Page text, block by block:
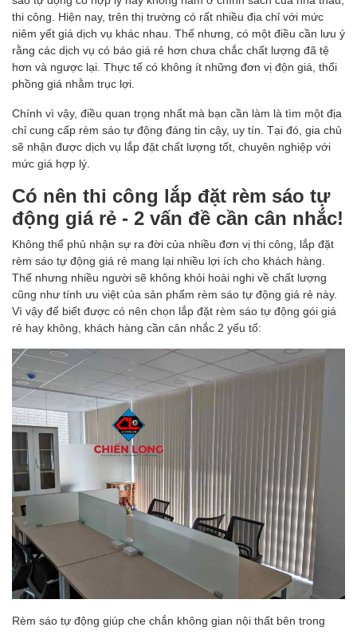
thi công. Hiện nay, trên thị trường có rất nhiều địa chỉ với mức
niêm yết giá dịch vụ khác nhau. Thế nhưng, có một điều cần lưu ý
rằng các dịch vụ có báo giá rẻ hơn chưa chắc chất lượng đã tệ
hơn và ngược lại. Thực tế có không ít những đơn vị độn giá, thổi
phồng giá nhằm trục lợi.
Chính vì vậy, điều quan trọng nhất mà bạn cần làm là tìm một địa
chỉ cung cấp rèm sáo tự động đáng tin cậy, uy tín. Tại đó, gia chủ
sẽ nhận được dịch vụ lắp đặt chất lượng tốt, chuyên nghiệp với
mức giá hợp lý.
Có nên thi công lắp đặt rèm sáo tự
động giá rẻ - 2 vấn đề cần cân nhắc!
Không thể phủ nhận sự ra đời của nhiều đơn vị thi công, lắp đặt
rèm sáo tự động giá rẻ mang lại nhiều lợi ích cho khách hàng.
Thế nhưng nhiều người sẽ không khỏi hoài nghi về chất lượng
cũng như tính ưu việt của sản phẩm rèm sáo tự động giá rẻ này.
Vì vậy để biết được có nên chọn lắp đặt rèm sáo tự động gói giá
rẻ hay không, khách hàng cần cân nhắc 2 yếu tố:
Rèm sáo tự động giúp che chắn không gian nội thất bên trong